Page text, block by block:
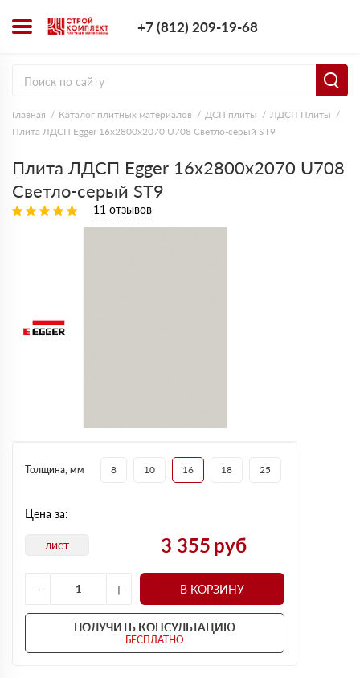
+7 (812) 209-19-68
Главная Каталог плитных материалов ДСП плиты
ЛДСП Плиты
Плита ЛДСП Egger 16х2800х2070 U708 Светло-серый ST9
Плита ЛДСП Egger 16х2800х2070 U708
Светло-серый ST9
11 отзывов
Толщина, мм 8 10 16 18 25
Цена за:
лист 3 355 руб
-
+ В КОРЗИНУ
ПОЛУЧИТЬ КОНСУЛЬТАЦИЮ
БЕСПЛАТНО